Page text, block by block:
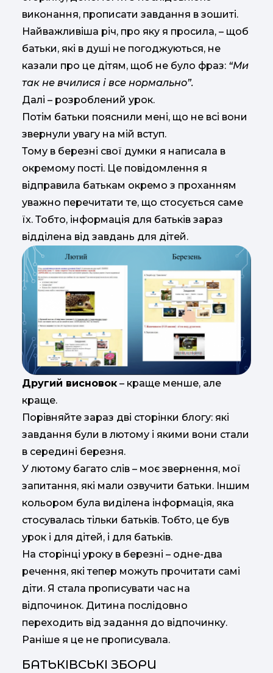
виконання, прописати завдання в зошиті.
Найважливіша річ, про яку я просила, – щоб
батьки, які в душі не погоджуються, не
казали про це дітям, щоб не було фраз: “Ми
так не вчилися і все нормально”.
Далі – розроблений урок.
Потім батьки пояснили мені, що не всі вони
звернули увагу на мій вступ.
Тому в березні свої думки я написала в
окремому пості. Це повідомлення я
відправила батькам окремо з проханням
уважно перечитати те, що стосується саме
їх. Тобто, інформація для батьків зараз
відділена від завдань для дітей.
Другий висновок – краще менше, але
краще.
Порівняйте зараз дві сторінки блогу: які
завдання були в лютому і якими вони стали
в середині березня.
У лютому багато слів – моє звернення, мої
запитання, які мали озвучити батьки. Іншим
кольором була виділена інформація, яка
стосувалась тільки батьків. Тобто, це був
урок і для дітей, і для батьків.
На сторінці уроку в березні – одне-два
речення, які тепер можуть прочитати самі
діти. Я стала прописувати час на
відпочинок. Дитина послідовно
переходить від задання до відпочинку.
Раніше я це не прописувала.
БАТЬКІВСЬКІ ЗБОРИ